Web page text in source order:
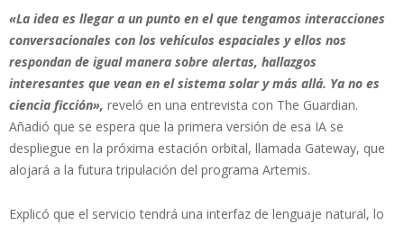
«La idea es llegar a un punto en el que tengamos interacciones
conversacionales con los vehículos espaciales y ellos nos
respondan de igual manera sobre alertas, hallazgos
interesantes que vean en el sistema solar y más allá. Ya no es
ciencia ficción», reveló en una entrevista con The Guardian.
Añadió que se espera que la primera versión de esa IA se
despliegue en la próxima estación orbital, llamada Gateway, que
alojará a la futura tripulación del programa Artemis.
Explicó que el servicio tendrá una interfaz de lenguaje natural, lo